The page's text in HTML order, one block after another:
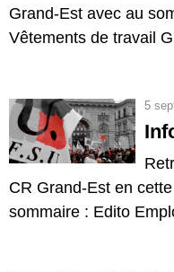
Grand-Est avec au
Vêtements de travail
5
CR Grand-Est en
sommaire : Edito